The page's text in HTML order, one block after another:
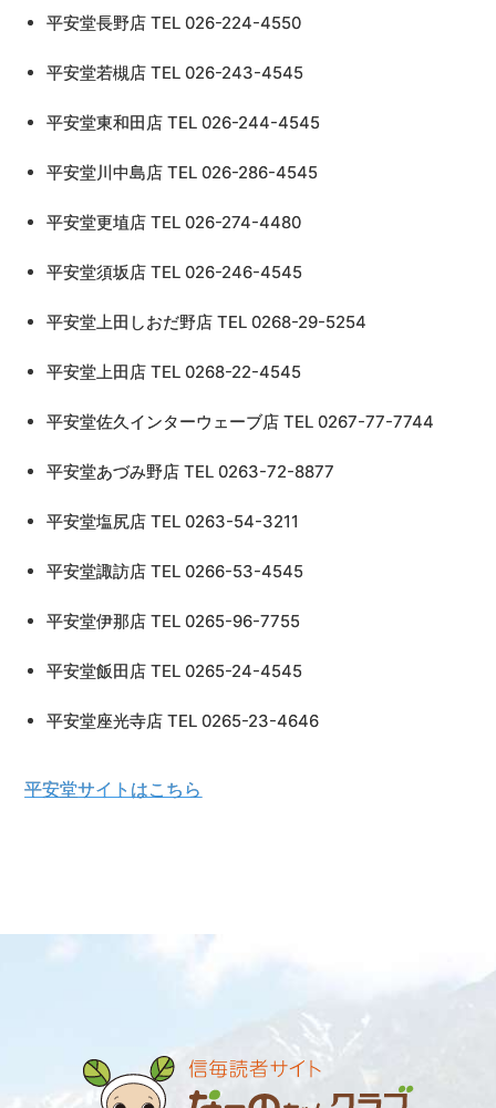
平安堂長野店 TEL 026-224-4550
平安堂若槻店 TEL 026-243-4545
平安堂東和田店 TEL 026-244-4545
平安堂川中島店 TEL 026-286-4545
平安堂更埴店 TEL 026-274-4480
平安堂須坂店 TEL 026-246-4545
平安堂上田しおだ野店 TEL 0268-29-5254
平安堂上田店 TEL 0268-22-4545
平安堂佐久インターウェーブ店 TEL 0267-77-7744
平安堂あづみ野店 TEL 0263-72-8877
平安堂塩尻店 TEL 0263-54-3211
平安堂諏訪店 TEL 0266-53-4545
平安堂伊那店 TEL 0265-96-7755
平安堂飯田店 TEL 0265-24-4545
平安堂座光寺店 TEL 0265-23-4646
平安堂サイトはこちら